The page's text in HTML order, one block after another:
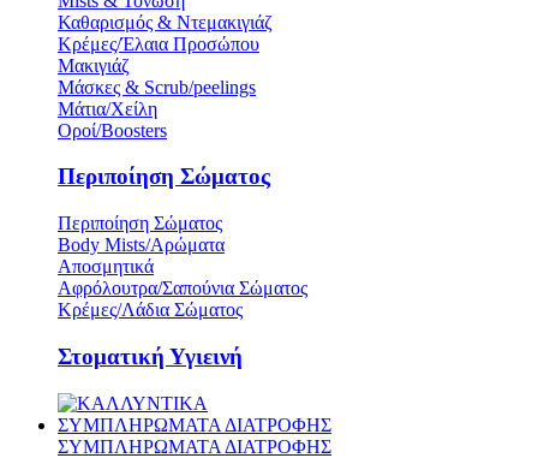
Καθαρισμός & Ντεμακιγιάζ
Κρέμες/Έλαια Προσώπου
Μακιγιάζ
Μάσκες & Scrub/peelings
Μάτια/Χείλη
Οροί/Boosters
Περιποίηση Σώματος
Περιποίηση Σώματος
Body Mists/Αρώματα
Αποσμητικά
Αφρόλουτρα/Σαπούνια Σώματος
Κρέμες/Λάδια Σώματος
Στοματική Υγιεινή
ΣΥΜΠΛΗΡΩΜΑΤΑ ΔΙΑΤΡΟΦΗΣ
ΣΥΜΠΛΗΡΩΜΑΤΑ ΔΙΑΤΡΟΦΗΣ